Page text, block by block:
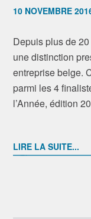
10 NOVEMBRE
Depuis plus de 20
une distinction
entreprise belge.
parmi les 4
l’Année, édition
LIRE LA SUITE...